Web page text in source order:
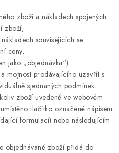
zboží a nákladech spojených
zboží,
souvisejících se
ceny,
jako „objednávka“).
moţnost prodávajícího uzavřít s
sjednaných podmínek.
zboží uvedené ve webovém
tlačítko označené nápisem
formulací) nebo následujícím
objednávané zboží přidá do